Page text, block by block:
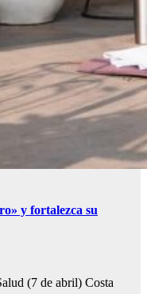
y fortalezca su
(7 de abril) Costa